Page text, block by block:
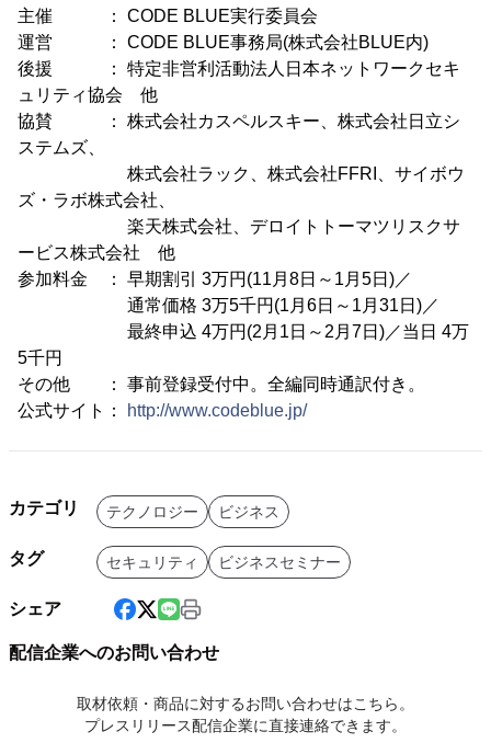
主催 ： CODE BLUE実行委員会
運営 ： CODE BLUE事務局(株式会社BLUE内)
後援 ： 特定非営利活動法人日本ネットワークセキ
ュリティ協会 他
協賛 ： 株式会社カスペルスキー、株式会社日立シ
ステムズ、
株式会社ラック、株式会社FFRI、サイボウ
ズ・ラボ株式会社、
楽天株式会社、デロイトトーマツリスクサ
ービス株式会社 他
参加料金 ： 早期割引 3万円(11月8日～1月5日)／
通常価格 3万5千円(1月6日～1月31日)／
最終申込 4万円(2月1日～2月7日)／当日 4万
5千円
その他 ： 事前登録受付中。全編同時通訳付き。
公式サイト：
http://www.codeblue.jp/
カテゴリ テクノロジー ビジネス
タグ セキュリティ ビジネスセミナー
シェア
配信企業へのお問い合わせ
取材依頼・商品に対するお問い合わせはこちら。
プレスリリース配信企業に直接連絡できます。